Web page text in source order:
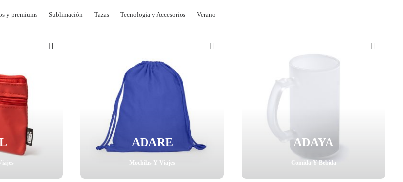
y premiums Sublimación Tazas Tecnología y Accesorios Verano
ADARE
Mochilas Y Viajes
ADAYA
Comida Y Bebida